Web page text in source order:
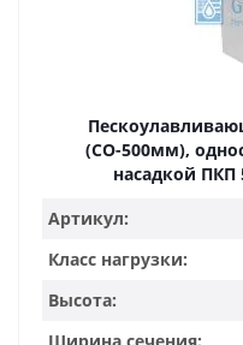
(СО-500мм),
насадкой ПКП
Артикул:
Класс нагрузки:
Высота: